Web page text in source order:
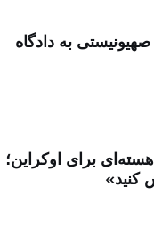
به دادگاه
برای اوکراین؛
کنید»